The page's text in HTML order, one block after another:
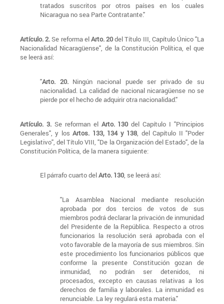
tratados suscritos por otros países en los cuales
Nicaragua no sea Parte Contratante."
Artículo. 2.Se reforma elArto. 20del Título III, Capítulo Único "La
Nacionalidad Nicaragüense", de la Constitución Política, el que
se leerá así:
"Arto. 20.Ningún nacional puede ser privado de su
nacionalidad. La calidad de nacional nicaragüense no se
pierde por el hecho de adquirir otra nacionalidad."
Artículo. 3.Se reforman el Arto. 130 del Capítulo I "Principios
Generales", y losArtos. 133, 134 y 138, del Capítulo II "Poder
Legislativo", del Título VIII, "De la Organización del Estado", de la
Constitución Política, de la manera siguiente:
El párrafo cuarto delArto. 130, se leerá así:
"La Asamblea Nacional mediante resolución
aprobada por dos tercios de votos de sus
miembros podrá declarar la privación de inmunidad
del Presidente de la República. Respecto a otros
funcionarios la resolución será aprobada con el
voto favorable de la mayoría de sus miembros. Sin
este procedimiento los funcionarios públicos que
conforme la presente Constitución gozan de
inmunidad, no podrán ser detenidos, ni
procesados, excepto en causas relativas a los
derechos de familia y laborales. La inmunidad es
renunciable. La ley regulará esta materia."